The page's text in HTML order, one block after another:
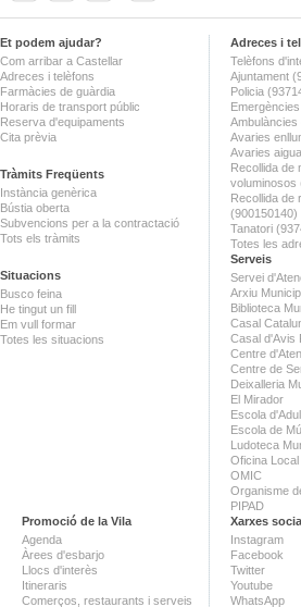
Et podem ajudar?
Com arribar a Castellar
Adreces i telèfons
Farmàcies de guàrdia
Horaris de transport públic
Reserva d'equipaments
Cita prèvia
Tràmits Freqüents
Instància genèrica
Bústia oberta
Subvencions per a la contractació
Tots els tràmits
Situacions
Busco feina
He tingut un fill
Em vull formar
Totes les situacions
Adreces i
Telèfons
Ajuntament
Policia
Ambulàncies
Avaries
Avaries
Recollida de
voluminosos
Recollida de
(900150140)
Tanatori
Totes les
Serveis
Servei
Arxiu
Biblioteca
Casal
Casal d'Avis
Centre
Centre de
Deixalleria
El Mirador
Escola
Escola de
Ludoteca
Oficina
OMIC
Organisme
PIPAD
Promoció de la Vila
Agenda
Àrees d'esbarjo
Llocs d'interès
Itineraris
Comerços, restaurants i serveis
Xarxes
Instagram
Facebook
Twitter
Youtube
WhatsApp